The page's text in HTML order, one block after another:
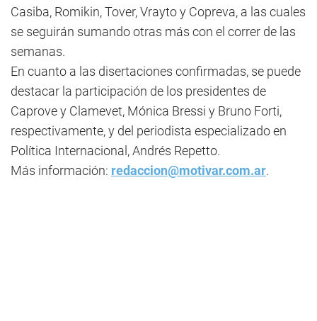
Casiba, Romikin, Tover, Vrayto y Copreva, a las cuales
se seguirán sumando otras más con el correr de las
semanas.
En cuanto a las disertaciones confirmadas, se puede
destacar la participación de los presidentes de
Caprove y Clamevet, Mónica Bressi y Bruno Forti,
respectivamente, y del periodista especializado en
Política Internacional, Andrés Repetto.
Más información: redaccion@motivar.com.ar.